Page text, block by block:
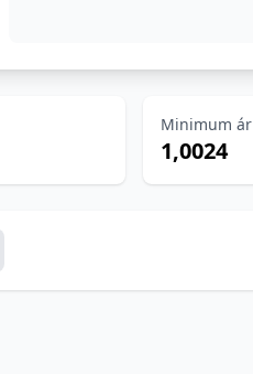
Minimum ár
1,0024